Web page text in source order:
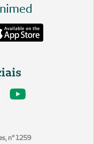
n° 1259